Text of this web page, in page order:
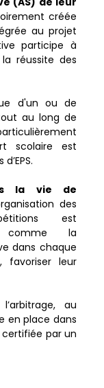
créée
au projet
participe à
réussite des
d'un ou de
au long de
scolaire est
la vie de
des
est
comme la
dans chaque
favoriser leur
au
en place dans
par un